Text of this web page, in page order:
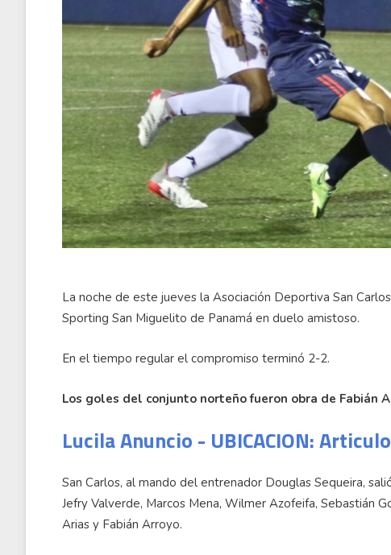
La noche de este jueves la Asociación Deportiva San
Sporting San Miguelito de Panamá en duelo amistoso.
En el tiempo regular el compromiso terminó 2-2.
Los goles del conjunto norteño fueron obra de Fabián
Lucila Anuncio - UBICACION: Articulo
San Carlos, al mando del entrenador Douglas Sequeira,
Jefry Valverde, Marcos Mena, Wilmer Azofeifa, Sebastián
Arias y Fabián Arroyo.